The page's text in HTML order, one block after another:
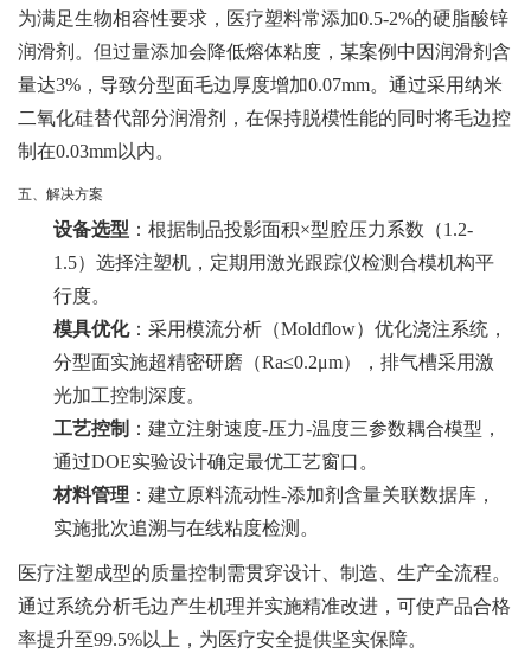
为满足生物相容性要求，医疗塑料常添加0.5-2%的硬脂酸锌
润滑剂。但过量添加会降低熔体粘度，某案例中因润滑剂含
量达3%，导致分型面毛边厚度增加0.07mm。通过采用纳米
二氧化硅替代部分润滑剂，在保持脱模性能的同时将毛边控
制在0.03mm以内。
五、解决方案
设备选型 ：根据制品投影面积×型腔压力系数（1.2-
1.5）选择注塑机，定期用激光跟踪仪检测合模机构平
行度。
模具优化：采用模流分析（Moldflow）优化浇注系统，
分型面实施超精密研磨（Ra≤0.2μm），排气槽采用激
光加工控制深度。
工艺控制 ：建立注射速度-压力-温度三参数耦合模型，
通过DOE实验设计确定最优工艺窗口。
材料管理 ：建立原料流动性-添加剂含量关联数据库，
实施批次追溯与在线粘度检测。
医疗注塑成型的质量控制需贯穿设计、制造、生产全流程。
通过系统分析毛边产生机理并实施精准改进，可使产品合格
率提升至99.5%以上，为医疗安全提供坚实保障。